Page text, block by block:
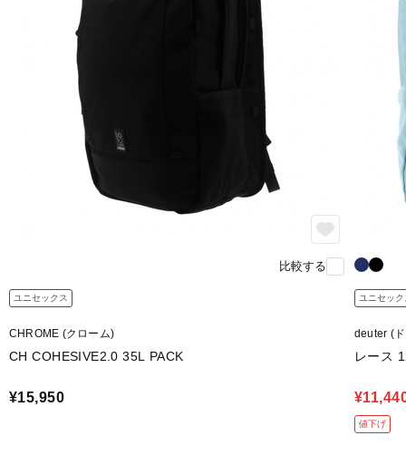
比較する
ユニセックス
CHROME (クローム)
CH COHESIVE2.0 35L PACK
¥15,950
ユニセック
deuter (
レース
値下げ